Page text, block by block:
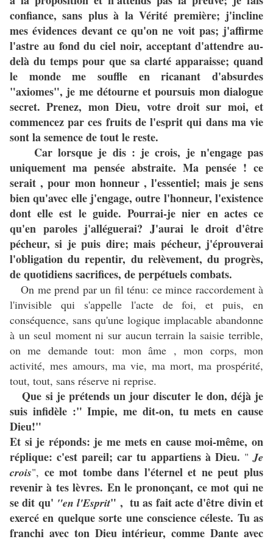
confiance, sans plus à la Vérité première; j'incline
mes évidences devant ce qu'on ne voit pas; j'affirme
l'astre au fond du ciel noir, acceptant d'attendre au-
delà du temps pour que sa clarté apparaisse; quand
le monde me souffle en ricanant d'absurdes
"axiomes", je me détourne et poursuis mon dialogue
secret. Prenez, mon Dieu, votre droit sur moi, et
commencez par ces fruits de l'esprit qui dans ma vie
sont la semence de tout le reste.
Car lorsque je dis : je crois, je n'engage pas
uniquement ma pensée abstraite. Ma pensée ! ce
serait , pour mon honneur , l'essentiel; mais je sens
bien qu'avec elle j'engage, outre l'honneur, l'existence
dont elle est le guide. Pourrai-je nier en actes ce
qu'en paroles j'alléguerai? J'aurai le droit d'être
pécheur, si je puis dire; mais pécheur, j'éprouverai
l'obligation du repentir, du relèvement, du progrès,
de quotidiens sacrifices, de perpétuels combats.
On me prend par un fil ténu: ce mince raccordement à
l'invisible qui s'appelle l'acte de foi, et puis, en
conséquence, sans qu'une logique implacable abandonne
à un seul moment ni sur aucun terrain la saisie terrible,
on me demande tout: mon âme , mon corps, mon
activité, mes amours, ma vie, ma mort, ma prospérité,
tout, tout, sans réserve ni reprise.
Que si je prétends un jour discuter le don, déjà je
suis infidèle :" Impie, me dit-on, tu mets en cause
Dieu!"
Et si je réponds: je me mets en cause moi-même, on
réplique: c'est pareil; car tu appartiens à Dieu. "Je
crois", ce mot tombe dans l'éternel et ne peut plus
revenir à tes lèvres. En le prononçant, ce mot qui ne
se dit qu' "en l'Esprit" , tu as fait acte d'être divin et
exercé en quelque sorte une conscience céleste. Tu as
franchi avec ton Dieu intérieur, comme Dante avec